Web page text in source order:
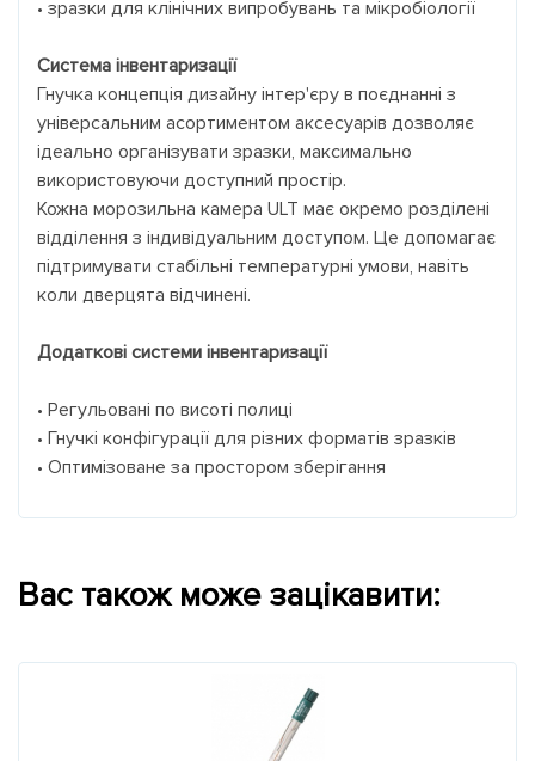
Вас також може зацікавити:
• зразки для клінічних випробувань та мікробіології
Система інвентаризації
Гнучка концепція дизайну інтер'єру в поєднанні з
універсальним асортиментом аксесуарів дозволяє
ідеально організувати зразки, максимально
використовуючи доступний простір.
Кожна морозильна камера ULT має окремо розділені
відділення з індивідуальним доступом. Це допомагає
підтримувати стабільні температурні умови, навіть
коли дверцята відчинені.
Додаткові системи інвентаризації
• Регульовані по висоті полиці
• Гнучкі конфігурації для різних форматів зразків
• Оптимізоване за простором зберігання